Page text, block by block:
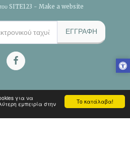
Το κατάλαβα!
για να
εμπειρία στην
SITE123 - Make a website
ΕΓΓΡΑΦΉ